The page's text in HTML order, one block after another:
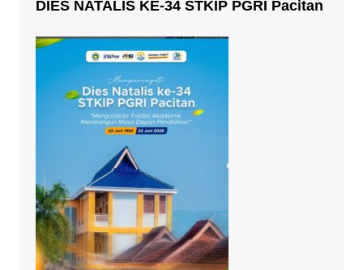
DIES NATALIS KE-34 STKIP PGRI Pacitan